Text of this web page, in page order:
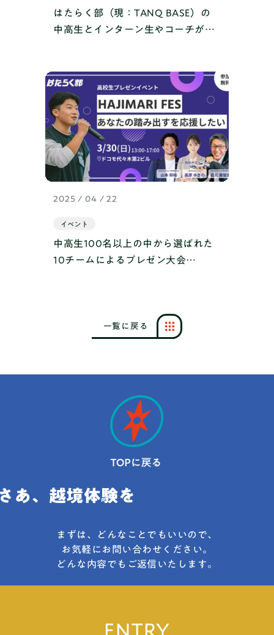
はたらく部（現：TANQ BASE）の
中高生とインターン生やコーチがリ
た！
2025 / 04 / 22
イベント
中高生100名以上の中から選ばれた
10チームによるプレゼン大会
一覧 に 戻 る
まずは、どんなことでもいいので、
お気軽にお問い合わせください。
どんな内容でもご返信いたします。
ENTRY